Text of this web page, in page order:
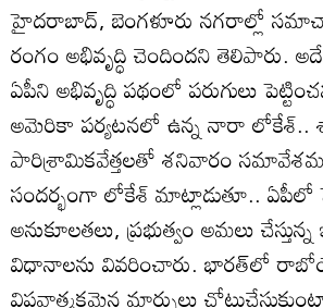
హైదరాబాద్‌, బెంగళూరు నగరాల్లో
రంగం అభివృద్ధి చెందిందని తెలిపారు.
ఏపీని అభివృద్ధి పథంలో పరుగులు
అమెరికా పర్యటనలో ఉన్న నారా లోకేశ్‌..
పారిశ్రామికవేత్తలతో శనివారం
సందర్భంగా లోకేశ్‌ మాట్లాడుతూ.. ఏపీలో
అనుకూలతలు, ప్రభుత్వం అమలు చేస్తున్న
విధానాలను వివరించారు. భారత్‌లో
విప్లవాత్మకమైన మార్పులు